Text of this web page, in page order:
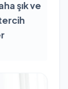
şık ve